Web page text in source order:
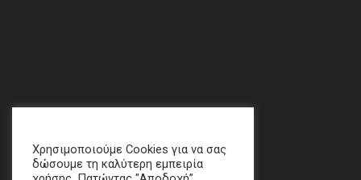
email:crime[at]e-keme[dot]gr
Χρησιμοποιούμε Cookies για να σας
δώσουμε τη καλύτερη εμπειρία